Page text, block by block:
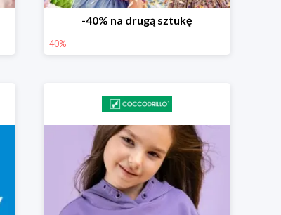
-40% na drugą sztukę
40%